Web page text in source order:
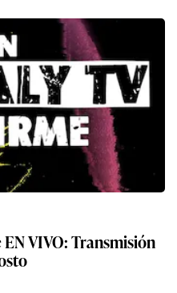
VIVO: Transmisión